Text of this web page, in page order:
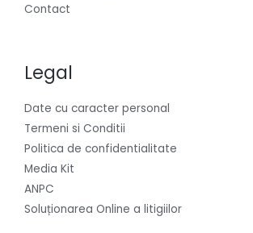
Contact
Legal
Date cu caracter personal
Termeni si Conditii
Politica de confidentialitate
Media Kit
ANPC
Soluționarea Online a litigiilor